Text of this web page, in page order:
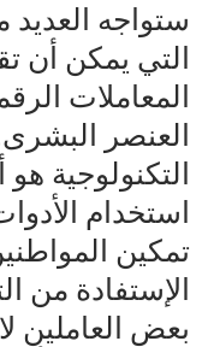
ستواجه
التي يمكن أن
المعاملات
العنصر
التكنولوجية
استخدام
تمكين
الإستفادة من
بعض العاملين